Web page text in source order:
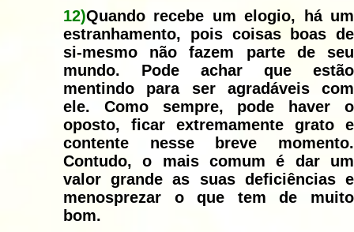
12)Quando recebe um elogio, há um
estranhamento, pois coisas boas de
si-mesmo não fazem parte de seu
mundo. Pode achar que estão
mentindo para ser agradáveis com
ele. Como sempre, pode haver o
oposto, ficar extremamente grato e
contente nesse breve momento.
Contudo, o mais comum é dar um
valor grande as suas deficiências e
menosprezar o que tem de muito
bom.